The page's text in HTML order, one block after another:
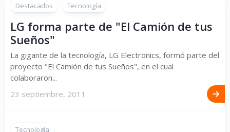
Destacados Tecnología
LG forma parte de "El Camión de tus
Sueños"
La gigante de la tecnología, LG Electronics, formó parte del
proyecto "El Camión de tus Sueños", en el cual
colaboraron...
23 septiembre, 2011
Tecnología